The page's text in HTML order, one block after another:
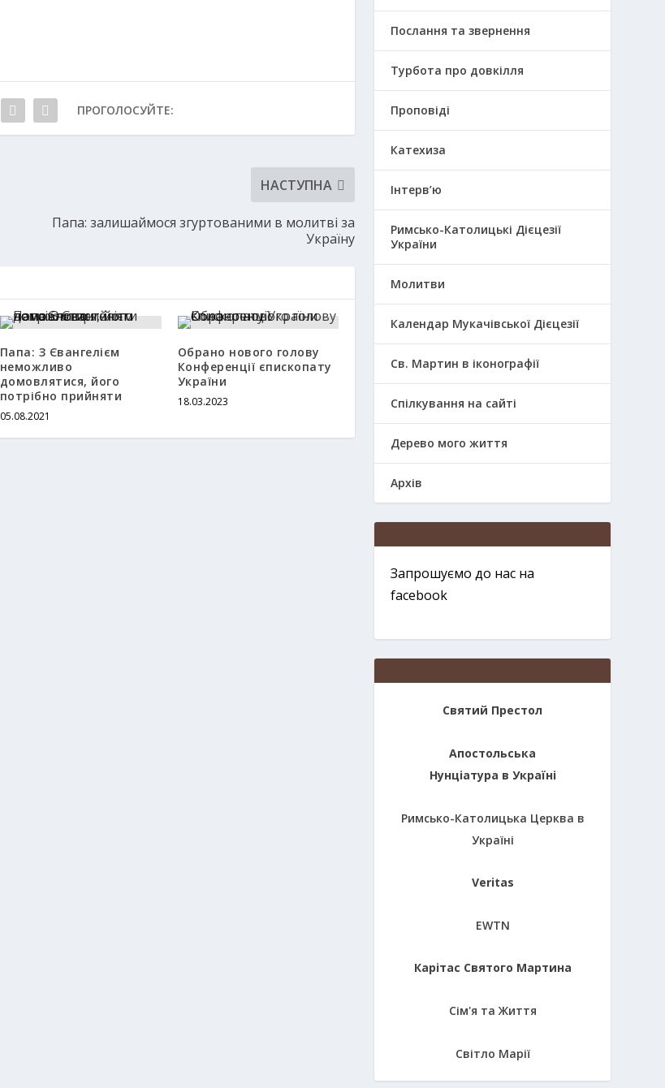
ПРОГОЛОСУЙТЕ:
НАСТУПНА
Папа: залишаймося згуртованими в молитві за
Україну
Папа: З Євангелієм
неможливо
домовлятися, його
потрібно прийняти
05.08.2021
Обрано нового голову
Конференції єпископату
України
18.03.2023
Послання та звернення
Турбота про довкілля
Проповіді
Катехиза
Інтерв’ю
Римсько-Католицькі Дієцезії
України
Молитви
Календар Мукачівської Дієцезії
Св. Мартин в іконографії
Спілкування на сайті
Дерево мого життя
Архів
Запрошуємо до нас на
facebook
Святий Престол
Апостольська
Нунціатура в Україні
Римсько-Католицька Церква в
Україні
Veritas
EWTN
Карітас Святого Мартина
Сім'я та Життя
Світло Марії